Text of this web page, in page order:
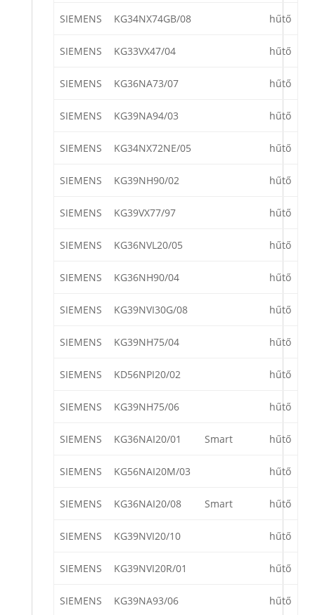
SIEMENS KG34NX74GB/08 hűtő
SIEMENS KG33VX47/04 hűtő
SIEMENS KG36NA73/07 hűtő
SIEMENS KG39NA94/03 hűtő
SIEMENS KG34NX72NE/05 hűtő
SIEMENS KG39NH90/02 hűtő
SIEMENS KG39VX77/97 hűtő
SIEMENS KG36NVL20/05 hűtő
SIEMENS KG36NH90/04 hűtő
SIEMENS KG39NVI30G/08 hűtő
SIEMENS KG39NH75/04 hűtő
SIEMENS KD56NPI20/02 hűtő
SIEMENS KG39NH75/06 hűtő
SIEMENS KG36NAI20/01 Smart hűtő
SIEMENS KG56NAI20M/03 hűtő
SIEMENS KG36NAI20/08 Smart hűtő
SIEMENS KG39NVI20/10 hűtő
SIEMENS KG39NVI20R/01 hűtő
SIEMENS KG39NA93/06 hűtő